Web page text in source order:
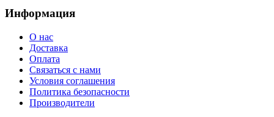
Информация
О нас
Доставка
Оплата
Связаться с нами
Условия соглашения
Политика безопасности
Производители